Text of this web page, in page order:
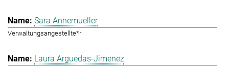
Sara Annemueller
Verwaltungsangestellte*r
Laura Arguedas-Jimenez